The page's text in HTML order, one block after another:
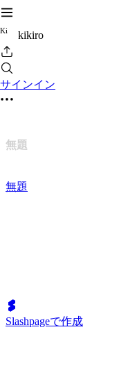
Ki kikiro
サインイン
無題
無題
Slashpageで作成